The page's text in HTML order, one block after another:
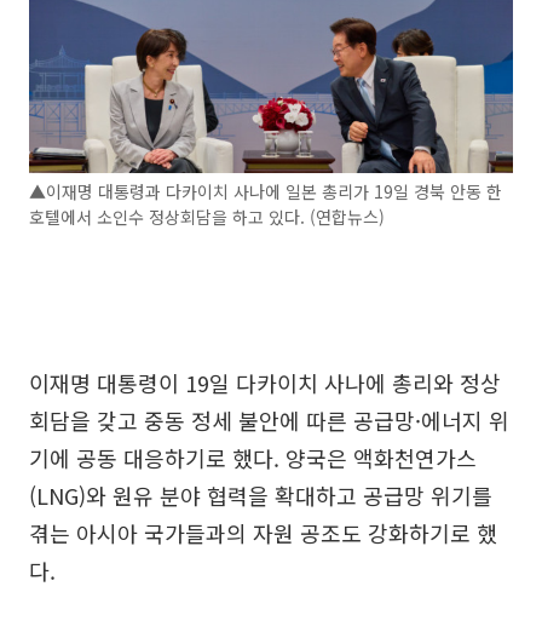
▲이재명 대통령과 다카이치 사나에 일본 총리가 19일 경북 안동 한
호텔에서 소인수 정상회담을 하고 있다. (연합뉴스)
이재명 대통령이 19일 다카이치 사나에 총리와 정상
회담을 갖고 중동 정세 불안에 따른 공급망·에너지 위
기에 공동 대응하기로 했다. 양국은 액화천연가스
(LNG)와 원유 분야 협력을 확대하고 공급망 위기를
겪는 아시아 국가들과의 자원 공조도 강화하기로 했
다.